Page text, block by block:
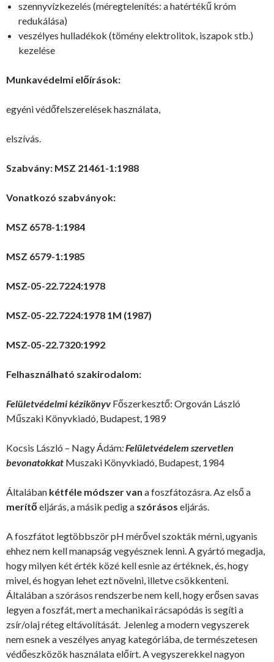
szennyvízkezelés (méregtelenítés: a hatértékű króm
redukálása)
veszélyes hulladékok (tömény elektrolitok, iszapok stb.)
kezelése
Munkavédelmi előírások:
egyéni védőfelszerelések használata,
elszívás.
Szabvány: MSZ 21461-1:1988
Vonatkozó szabványok:
MSZ 6578-1:1984
MSZ 6579-1:1985
MSZ-05-22.7224:1978
MSZ-05-22.7224:1978 1M (1987)
MSZ-05-22.7320:1992
Felhasználható szakirodalom:
Felületvédelmi kézikönyv Főszerkesztő: Orgován László
Műszaki Könyvkiadó, Budapest, 1989
Kocsis László – Nagy Ádám:Felületvédelem szervetlen
bevonatokkat Muszaki Könyvkiadó, Budapest, 1984
Általában kétféle módszer van a foszfátozásra. Az első a
merítőeljárás, a másik pedig a szórásos eljárás.
A foszfátot legtöbbször pH mérővel szokták mérni, ugyanis
ehhez nem kell manapság vegyésznek lenni. A gyártó megadja,
hogy milyen két érték közé kell esnie az értéknek, és, hogy
mivel, és hogyan lehet ezt növelni, illetve csökkenteni.
Általában a szórásos rendszerbe nem kell, hogy erősen savas
legyen a foszfát, mert a mechanikai rácsapódás is segíti a
zsír/olaj réteg eltávolítását. Jelenleg a modern vegyszerek
nem esnek a veszélyes anyag kategóriába, de természetesen
védőeszközök használata előírt. A vegyszerekkel nagyon